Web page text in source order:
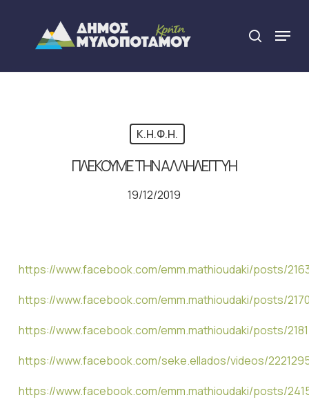
content
search
Menu
Κ.Η.Φ.Η.
ΠΛΕΚΟΥΜΕ ΤΗΝ ΑΛΛΗΛΕΓΓΥΗ
19/12/2019
https://www.facebook.com/emm.mathioudaki/posts/
https://www.facebook.com/emm.mathioudaki/posts/
https://www.facebook.com/emm.mathioudaki/posts/
https://www.facebook.com/seke.ellados/videos/
https://www.facebook.com/emm.mathioudaki/posts/
Close